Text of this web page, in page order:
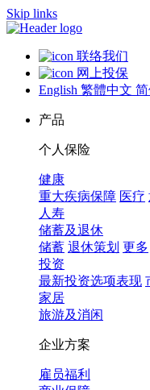
Skip links
联络我们
网上投保
English 繁體中文
产品
个人保险
健康
重大疾病保障 医疗
人寿
储蓄及退休
储蓄 退休策划 更多
投资
最新投资选项表现
家居
旅游及消闲
企业方案
雇员福利